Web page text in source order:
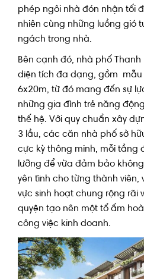
phép ngôi nhà đón nhận tối
nhiên cùng những luồng gió
ngách trong nhà.
Bên cạnh đó, nhà phố
diện tích đa dạng, gồm mẫu
6x20m, từ đó mang đến sự
những gia đình trẻ năng
thế hệ. Với quy chuẩn xây
3 lầu, các căn nhà phố sở
cực kỳ thông minh, mỗi tầng
lưỡng để vừa đảm bảo
yên tĩnh cho từng thành viên,
vực sinh hoạt chung rộng rãi
quyện tạo nên một tổ ấm
công việc kinh doanh.